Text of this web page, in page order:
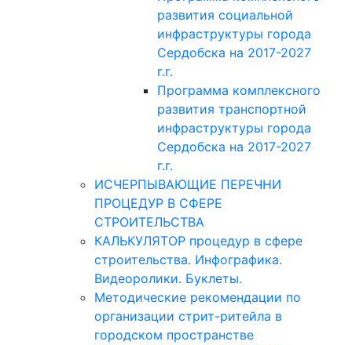
развития социальной
инфраструктуры города
Сердобска на 2017-2027
г.г.
Программа комплексного
развития транспортной
инфраструктуры города
Сердобска на 2017-2027
г.г.
ИСЧЕРПЫВАЮЩИЕ ПЕРЕЧНИ
ПРОЦЕДУР В СФЕРЕ
СТРОИТЕЛЬСТВА
КАЛЬКУЛЯТОР процедур в сфере
строительства. Инфографика.
Видеоролики. Буклеты.
Методические рекомендации по
организации стрит-ритейла в
городском пространстве